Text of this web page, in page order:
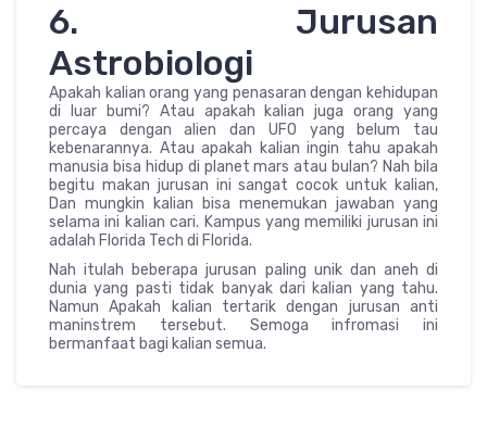
6. Jurusan
Astrobiologi
Apakah kalian orang yang penasaran dengan kehidupan
di luar bumi? Atau apakah kalian juga orang yang
percaya dengan alien dan UFO yang belum tau
kebenarannya. Atau apakah kalian ingin tahu apakah
manusia bisa hidup di planet mars atau bulan? Nah bila
begitu makan jurusan ini sangat cocok untuk kalian,
Dan mungkin kalian bisa menemukan jawaban yang
selama ini kalian cari. Kampus yang memiliki jurusan ini
adalah Florida Tech di Florida.
Nah itulah beberapa jurusan paling unik dan aneh di
dunia yang pasti tidak banyak dari kalian yang tahu.
Namun Apakah kalian tertarik dengan jurusan anti
maninstrem tersebut. Semoga infromasi ini
bermanfaat bagi kalian semua.